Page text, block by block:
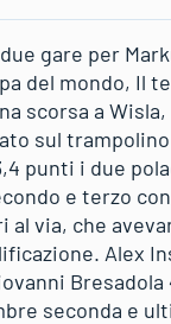
gare per
del mondo, Il
scorsa a Wisla,
sul trampolino
punti i due
e terzo
al via, che
Alex
seconda e